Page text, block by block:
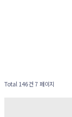
Total 146건 7 페이지